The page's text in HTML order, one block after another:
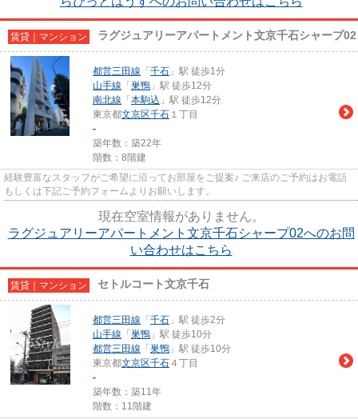
賃貸｜マンション ラグジュアリーアパートメント文京千石シャープ02
都営三田線 「 千石 」駅 徒歩1分
山手線 「 巣鴨 」駅 徒歩12分
南北線 「 本駒込 」駅 徒歩12分
東京都文京区千石 １丁目
-
築年数：築22年
階数：8階建
経験豊富なスタッフがご希望に沿ってお部屋をご提案♪ ご来店のご予約はお電話
もしくは下記ご予約フォームよりお願いします。
現在空室情報がありません。
ラグジュアリーアパートメント文京千石シャープ02へのお問
い合わせはこちら
賃貸｜マンション セトルコート文京千石
都営三田線 「 千石 」駅 徒歩2分
山手線 「 巣鴨 」駅 徒歩10分
都営三田線 「 巣鴨 」駅 徒歩10分
東京都文京区千石 ４丁目
-
築年数：築11年
階数：11階建